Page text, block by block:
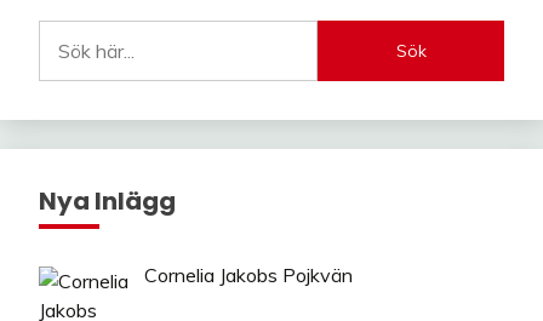
Sök
Nya Inlägg
Cornelia Jakobs Pojkvän